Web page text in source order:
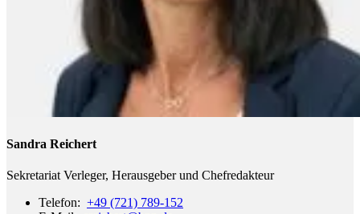
Sandra Reichert
Sekretariat Verleger, Herausgeber und Chefredakteur
Telefon: +49 (721) 789-152